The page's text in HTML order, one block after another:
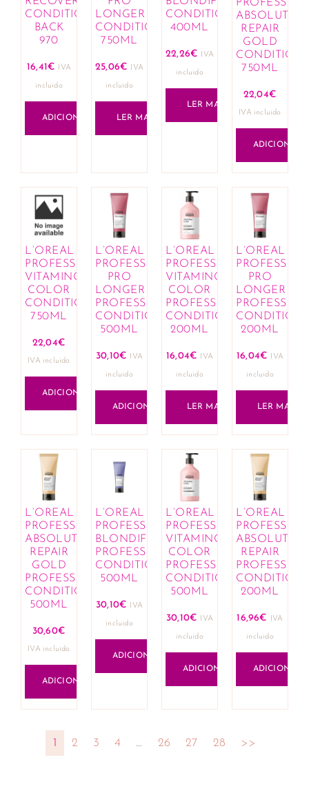
CONDITIONER
BACK
970
16,41 € IVA
incluido
ADICIONAR
LONGER
CONDITIONER
750ML
25,06€ IVA
incluido
LER MAIS
CONDITIONER
400ML
22,26€ IVA
incluido
LER MAIS
ABSOLUT
REPAIR
GOLD
750ML
22,04€
IVA incluido
ADICIONAR
L’OREAL
PROFESSIONNEL
VITAMINO
COLOR
CONDITIONER
750ML
22,04€
IVA incluido
ADICIONAR
L’OREAL
PROFESSIONNEL
PRO
LONGER
PROFESSIONAL
CONDITIONER
500ML
30,10€ IVA
incluido
ADICIONAR
L’OREAL
PROFESSIONNEL
VITAMINO
COLOR
PROFESSIONAL
CONDITIONER
200ML
16,04€ IVA
incluido
LER MAIS
L’OREAL
PRO
LONGER
200ML
16,04€ IVA
incluido
LER MAIS
L’OREAL
PROFESSIONNEL
ABSOLUT
REPAIR
GOLD
PROFESSIONAL
CONDITIONER
500ML
30,60€
IVA incluido
ADICIONAR
L’OREAL
PROFESSIONNEL
BLONDIFIER
PROFESSIONAL
CONDITIONER
500ML
30,10€ IVA
incluido
ADICIONAR
L’OREAL
PROFESSIONNEL
VITAMINO
COLOR
PROFESSIONAL
CONDITIONER
500ML
30,10€ IVA
incluido
ADICIONAR
L’OREAL
ABSOLUT
REPAIR
200ML
16,96€ IVA
incluido
ADICIONAR
1 2 3 4 … 26 27 28 >>